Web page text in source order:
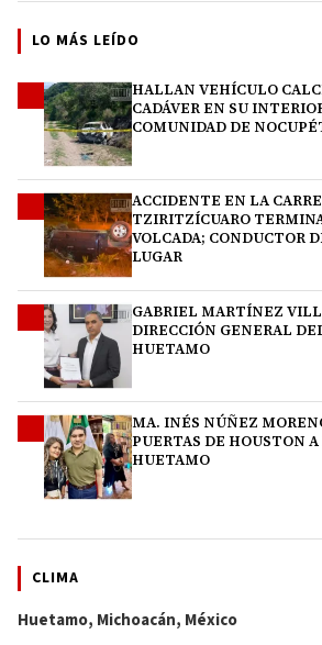
LO MÁS LEÍDO
HALLAN VEHÍCULO
CADÁVER EN SU
COMUNIDAD DE
ACCIDENTE EN LA
TZIRITZÍCUARO
VOLCADA; CONDUCTOR
LUGAR
GABRIEL MARTÍNEZ
DIRECCIÓN GENERAL
HUETAMO
MA. INÉS NÚÑEZ
PUERTAS DE HOUSTON
HUETAMO
CLIMA
Huetamo, Michoacán, México